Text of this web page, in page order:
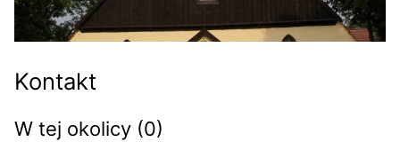
Kontakt
W tej okolicy (0)